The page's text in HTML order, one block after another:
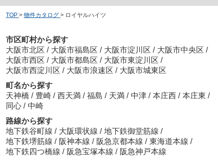
TOP > 物件カタログ > ロイヤルハイツ
市区町村から探す
大阪市北区 / 大阪市福島区 / 大阪市淀川区 / 大阪市中央区 /
大阪市西区 / 大阪市都島区 / 大阪市東淀川区 /
大阪市西淀川区 / 大阪市浪速区 / 大阪市城東区
町名から探す
天神橋 / 豊崎 / 西天満 / 福島 / 天満 / 中津 / 本庄西 / 本庄東 /
同心 / 中崎
路線から探す
地下鉄谷町線 / 大阪環状線 / 地下鉄御堂筋線 /
地下鉄堺筋線 / 阪神本線 / 阪急京都本線 / 東海道本線 /
地下鉄四つ橋線 / 阪急宝塚本線 / 阪急神戸本線